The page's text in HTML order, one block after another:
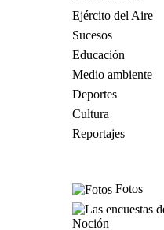
Ejército del Aire
Sucesos
Educación
Medio ambiente
Deportes
Cultura
Reportajes
Fotos